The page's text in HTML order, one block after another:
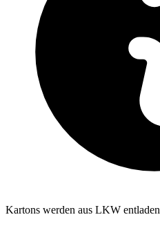
Kartons werden aus LKW entladen